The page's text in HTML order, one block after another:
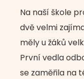
Na naší škole
dvě velmi
měly u žáků
První vedla
se zaměřila na